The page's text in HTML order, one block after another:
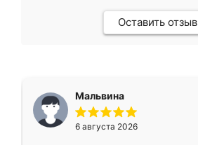
Оставить отзыв
Мальвина
6 августа 2026